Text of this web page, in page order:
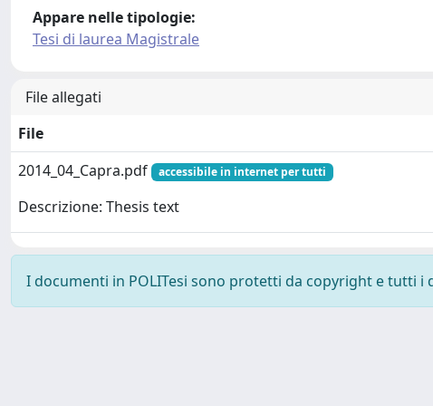
Appare nelle tipologie:
Tesi di laurea Magistrale
File allegati
File
2014_04_Capra.pdf
accessibile in internet per tutti
Descrizione: Thesis text
I documenti in POLITesi sono protetti da copyright e tutti